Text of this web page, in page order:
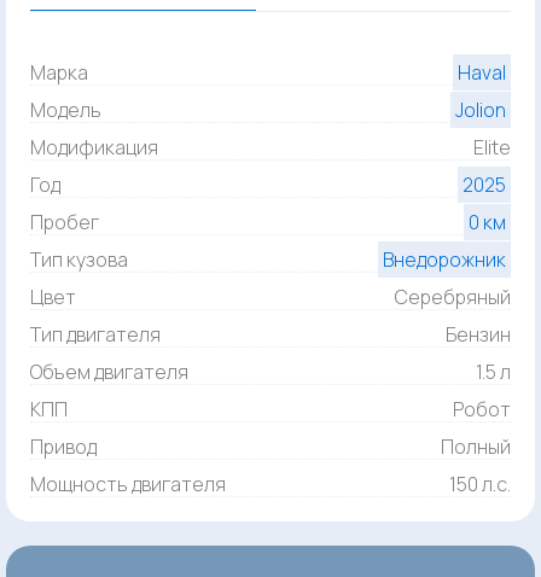
Марка
Haval
Модель
Jolion
Модификация
Elite
Год
2025
Пробег
0 км
Тип кузова
Внедорожник
Цвет
Серебряный
Тип двигателя
Бензин
Объем двигателя
1.5 л
КПП
Робот
Привод
Полный
Мощность двигателя
150 л.с.